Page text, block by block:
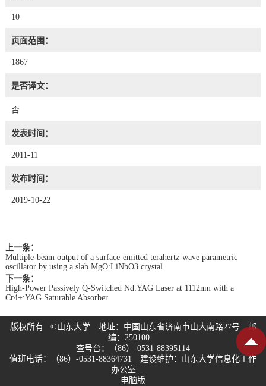
10
页面范围：
1867
是否译文：
否
发表时间：
2011-11
发布时间：
2019-10-22
上一条：
Multiple-beam output of a surface-emitted terahertz-wave parametric
oscillator by using a slab MgO:LiNbO3 crystal
下一条：
High-Power Passively Q-Switched Nd:YAG Laser at 1112nm with a
Cr4+:YAG Saturable Absorber
版权所有 ©山东大学 地址：中国山东省济南市山大南路27号 邮
编：250100
查号台：（86）-0531-88395114
值班电话：（86）-0531-88364731 建设维护：山东大学信息化工作
办公室
电脑版